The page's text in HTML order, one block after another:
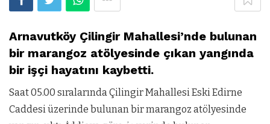
Arnavutköy Çilingir Mahallesi’nde bulunan
bir marangoz atölyesinde çıkan yangında
bir işçi hayatını kaybetti.
Saat 05.00 sıralarında Çilingir Mahallesi Eski Edirne
Caddesi üzerinde bulunan bir marangoz atölyesinde